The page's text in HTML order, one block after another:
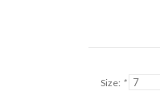
Size: *